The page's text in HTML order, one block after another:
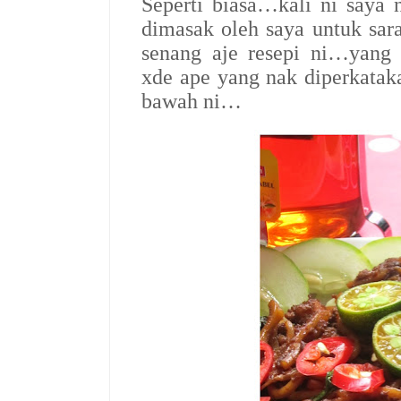
dimasak oleh saya untuk
senang aje resepi
xde ape yang nak
bawah ni…